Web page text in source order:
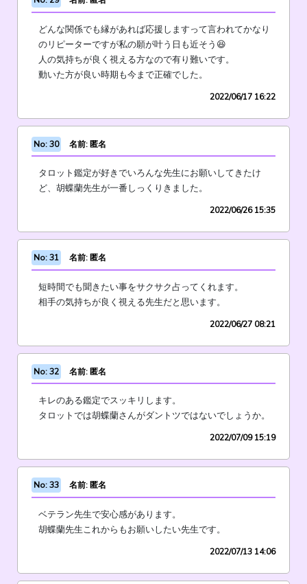
どんな関係でも縁があれば応援しますって言われてかなり
のリピーターですが私の願が叶う日も近そう😆
人の気持ちが良く視える方なので有り難いです。
動いた方が良い時期も今まで正確でした。
2022/06/17 16:22
No: 30 名前: 匿名
タロット鑑定が好きでいろんな先生にお願いしてきたけ
ど、胡蝶蘭先生が一番しっくりきました。
2022/06/26 15:35
No: 31 名前: 匿名
短時間でも聞きたい事をサクサク占ってくれます。
相手の気持ちが良く視える先生だと思います。
2022/06/27 08:21
No: 32 名前: 匿名
キレのある鑑定でスッキリします。
タロットでは胡蝶蘭さんがダントツではないでしょうか。
2022/07/09 15:19
No: 33 名前: 匿名
ベテラン先生で安心感があります。
胡蝶蘭先生これからもお願いしたい先生です。
2022/07/13 14:06